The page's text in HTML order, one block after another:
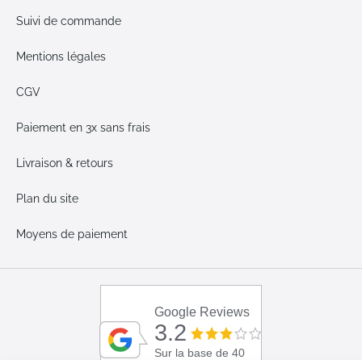
Suivi de commande
Mentions légales
CGV
Paiement en 3x sans frais
Livraison & retours
Plan du site
Moyens de paiement
Google Reviews
3.2
Sur la base de 40